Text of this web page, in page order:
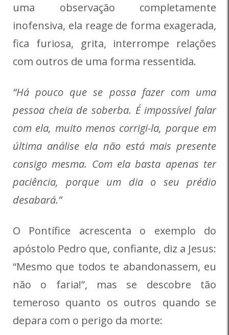
uma observação completamente
inofensiva, ela reage de forma exagerada,
fica furiosa, grita, interrompe relações
com outros de uma forma ressentida.
“Há pouco que se possa fazer com uma
pessoa cheia de soberba. É impossível falar
com ela, muito menos corrigi-la, porque em
última análise ela não está mais presente
consigo mesma. Com ela basta apenas ter
paciência, porque um dia o seu prédio
desabará.”
O Pontífice acrescenta o exemplo do
apóstolo Pedro que, confiante, diz a Jesus:
“Mesmo que todos te abandonassem, eu
não o faria!”, mas se descobre tão
temeroso quanto os outros quando se
depara com o perigo da morte: